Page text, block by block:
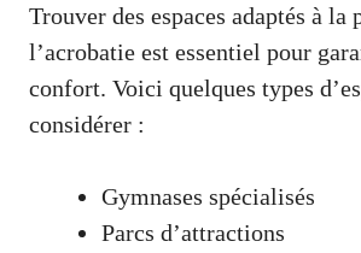
Trouver des espaces adaptés à la
l’acrobatie est essentiel pour
confort. Voici quelques types
considérer :
Gymnases spécialisés
Parcs d’attractions